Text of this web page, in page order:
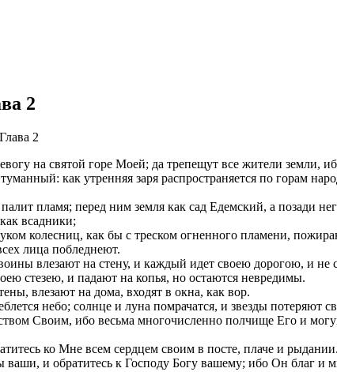
2
2
на святой горе Моей; да трепещут все жители земли,
как утренняя заря распространяется по горам
пламя; перед ним земля как сад Едемский, а позади
всадники;
колесниц, как бы с треском огненного пламени,
лица побледнеют.
влезают на стену, и каждый идет своею дорогою, и не
стезею, и падают на копья, но остаются невредимы.
влезают на дома, входят в окна, как вор.
небо; солнце и луна помрачатся, и звезды потеряют
Своим, ибо весьма многочисленно полчище Его и
ко Мне всем сердцем своим в посте, плаче и рыдании.
ваши, и обратитесь к Господу Богу вашему; ибо Он благ и